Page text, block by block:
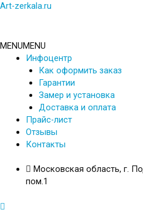
Перейти
Art-zerkala.ru
MENUMENU
Инфоцентр
Как оформить заказ
Гарантии
Замер и установка
Доставка и оплата
Прайс-лист
Отзывы
Контакты
Московская область, г.
пом.1